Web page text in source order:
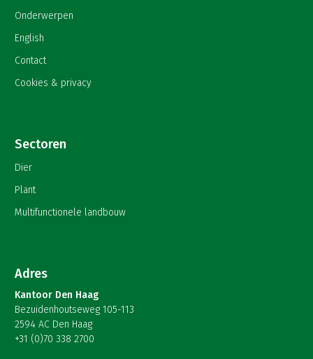
Onderwerpen
English
Contact
Cookies & privacy
Sectoren
Dier
Plant
Multifunctionele landbouw
Adres
Kantoor Den Haag
Bezuidenhoutseweg 105-113
2594 AC Den Haag
+31 (0)70 338 2700